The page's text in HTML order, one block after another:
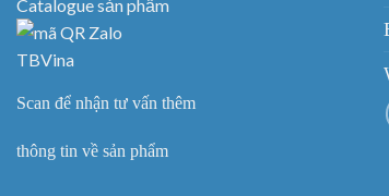
Catalogue sản phẩm
Scan để nhận tư vấn thêm
thông tin về sản phẩm